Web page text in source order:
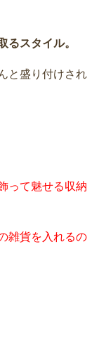
るスタイル。
と盛り付けされ
って魅せる収納
雑貨を入れるの